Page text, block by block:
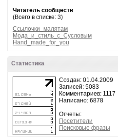
Читатель сообществ
(Всего в списке: 3)
Ссылочки_малятам
Мода_и_стиль_с_Сусловым
Hand_made_for_you
Статистика
Создан: 01.04.2009
Записей: 5083
Комментариев: 1117
Написано: 6878
Отчеты:
Посетители
Поисковые фразы